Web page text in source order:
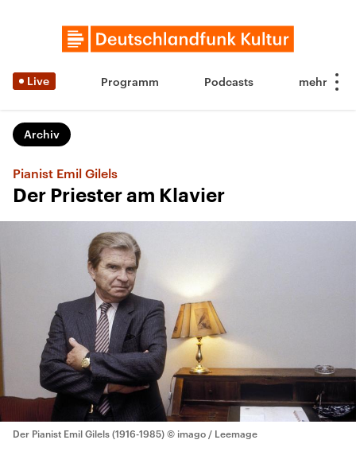
Live Programm Podcasts
Archiv
Pianist Emil Gilels
Der Priester am Klavier
Der Pianist Emil Gilels (1916-1985) © imago / Leemage